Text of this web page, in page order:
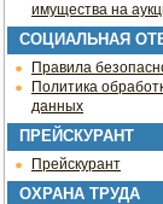
имущества на
СОЦИАЛЬНАЯ
Правила
Политика
данных
ПРЕЙСКУРАНТ
Прейскурант
ОХРАНА ТРУДА